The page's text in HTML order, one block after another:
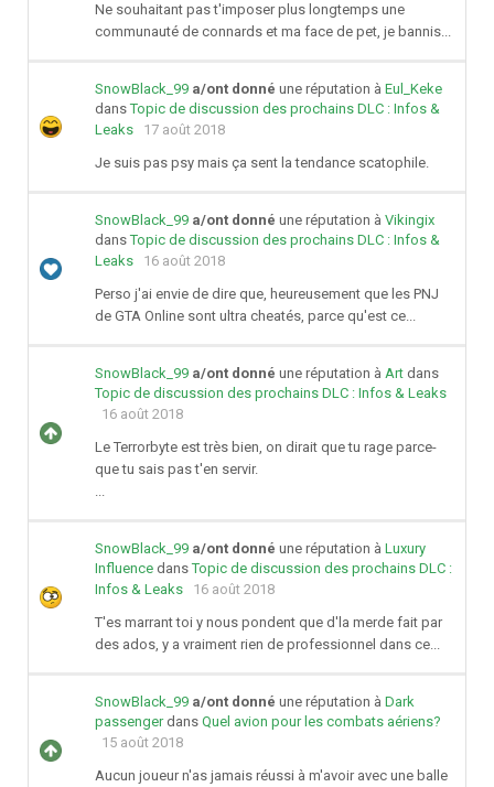
Ne souhaitant pas t'imposer plus longtemps une
communauté de connards et ma face de pet, je bannis...
SnowBlack_99 a/ont donné une réputation à Eul_Keke
dansTopic de discussion des prochains DLC : Infos &
Leaks
17 août 2018
Je suis pas psy mais ça sent la tendance scatophile.
SnowBlack_99 a/ont donné une réputation à Vikingix
dansTopic de discussion des prochains DLC : Infos &
Leaks
16 août 2018
Perso j'ai envie de dire que, heureusement que les PNJ
de GTA Online sont ultra cheatés, parce qu'est ce...
SnowBlack_99 a/ont donné une réputation à Art dans
Topic de discussion des prochains DLC : Infos & Leaks
16 août 2018
Le Terrorbyte est très bien, on dirait que tu rage parce-
que tu sais pas t'en servir.
...
SnowBlack_99 a/ont donné une réputation à Luxury
Influence dansTopic de discussion des prochains DLC :
Infos & Leaks
16 août 2018
T'es marrant toi y nous pondent que d'la merde fait par
des ados, y a vraiment rien de professionnel dans ce...
SnowBlack_99 a/ont donné une réputation à Dark
passengerdans Quel avion pour les combats aériens?
15 août 2018
Aucun joueur n'as jamais réussi à m'avoir avec une balle